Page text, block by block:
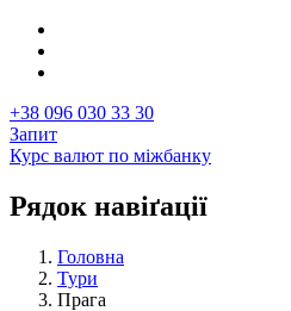
+38 096 030 33 30
Запит
Курс валют по міжбанку
Рядок навіґації
Головна
Тури
Прага